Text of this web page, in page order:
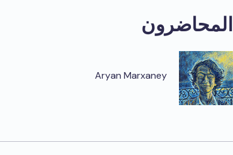
المحاضرون
Aryan Marxaney